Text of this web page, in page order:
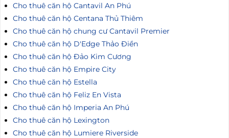
Cho thuê căn hộ Cantavil An Phú
Cho thuê căn hộ Centana Thủ Thiêm
Cho thuê căn hộ chung cư Cantavil Premier
Cho thuê căn hộ D'Edge Thảo Điền
Cho thuê căn hộ Đảo Kim Cương
Cho thuê căn hộ Empire City
Cho thuê căn hộ Estella
Cho thuê căn hộ Feliz En Vista
Cho thuê căn hộ Imperia An Phú
Cho thuê căn hộ Lexington
Cho thuê căn hộ Lumiere Riverside